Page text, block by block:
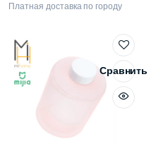
Платная доставка по городу
Сравнить